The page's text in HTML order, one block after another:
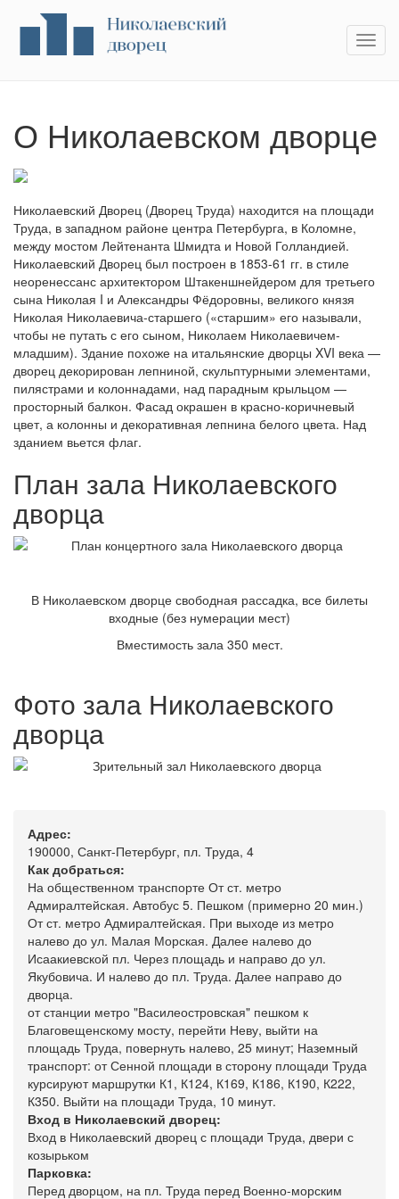
О Николаевском дворце
Николаевский Дворец (Дворец Труда) находится на площади
Труда, в западном районе центра Петербурга, в Коломне,
между мостом Лейтенанта Шмидта и Новой Голландией.
Николаевский Дворец был построен в 1853-61 гг. в стиле
неоренессанс архитектором Штакеншнейдером для третьего
сына Николая I и Александры Фёдоровны, великого князя
Николая Николаевича-старшего («старшим» его называли,
чтобы не путать с его сыном, Николаем Николаевичем-
младшим). Здание похоже на итальянские дворцы XVI века —
дворец декорирован лепниной, скульптурными элементами,
пилястрами и колоннадами, над парадным крыльцом —
просторный балкон. Фасад окрашен в красно-коричневый
цвет, а колонны и декоративная лепнина белого цвета. Над
зданием вьется флаг.
План зала Николаевского
дворца
В Николаевском дворце свободная рассадка, все билеты
входные (без нумерации мест)
Вместимость зала 350 мест.
Фото зала Николаевского
дворца
Адрес:
190000, Санкт-Петербург, пл. Труда, 4
Как добраться:
На общественном транспорте От ст. метро
Адмиралтейская. Автобус 5. Пешком (примерно 20 мин.)
От ст. метро Адмиралтейская. При выходе из метро
налево до ул. Малая Морская. Далее налево до
Исаакиевской пл. Через площадь и направо до ул.
Якубовича. И налево до пл. Труда. Далее направо до
дворца.
от станции метро "Василеостровская" пешком к
Благовещенскому мосту, перейти Неву, выйти на
площадь Труда, повернуть налево, 25 минут; Наземный
транспорт: от Сенной площади в сторону площади Труда
курсируют маршрутки К1, К124, К169, К186, К190, К222,
К350. Выйти на площади Труда, 10 минут.
Вход в Николаевский дворец:
Вход в Николаевский дворец с площади Труда, двери с
козырьком
Парковка:
Перед дворцом, на пл. Труда перед Военно-морским